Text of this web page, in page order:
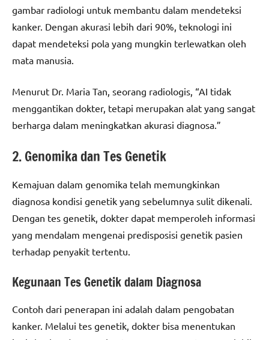
gambar radiologi untuk membantu dalam mendeteksi
kanker. Dengan akurasi lebih dari 90%, teknologi ini
dapat mendeteksi pola yang mungkin terlewatkan oleh
mata manusia.
Menurut Dr. Maria Tan, seorang radiologis, “AI tidak
menggantikan dokter, tetapi merupakan alat yang sangat
berharga dalam meningkatkan akurasi diagnosa.”
2. Genomika dan Tes Genetik
Kemajuan dalam genomika telah memungkinkan
diagnosa kondisi genetik yang sebelumnya sulit dikenali.
Dengan tes genetik, dokter dapat memperoleh informasi
yang mendalam mengenai predisposisi genetik pasien
terhadap penyakit tertentu.
Kegunaan Tes Genetik dalam Diagnosa
Contoh dari penerapan ini adalah dalam pengobatan
kanker. Melalui tes genetik, dokter bisa menentukan